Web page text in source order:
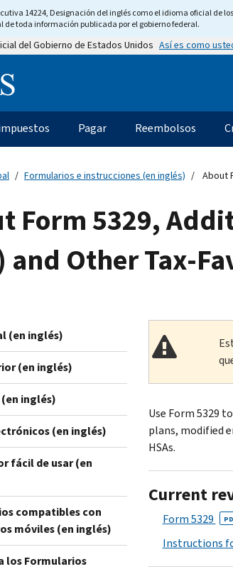
14224, Designación del inglés como el idioma oficial de
de toda información publicada por el gobierno federal.
del Gobierno de Estados Unidos Así es como
Information
Pagar Reembolsos
Formularios e instrucciones (en inglés) About
Form 5329,
and Other Tax-
(en inglés)
(en inglés)
inglés)
(en inglés)
fácil de usar (en
compatibles con
móviles (en inglés)
los Formularios
Use Form 5329
plans, modified
HSAs.
Current
Form 5329
Instructions